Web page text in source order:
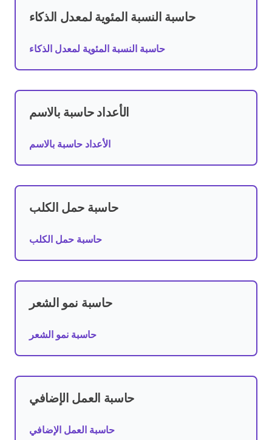
حاسبة النسبة المئوية لمعدل الذكاء
حاسبة النسبة المئوية لمعدل الذكاء
الأعداد حاسبة بالاسم
الأعداد حاسبة بالاسم
حاسبة حمل الكلب
حاسبة حمل الكلب
حاسبة نمو الشعر
حاسبة نمو الشعر
حاسبة العمل الإضافي
حاسبة العمل الإضافي